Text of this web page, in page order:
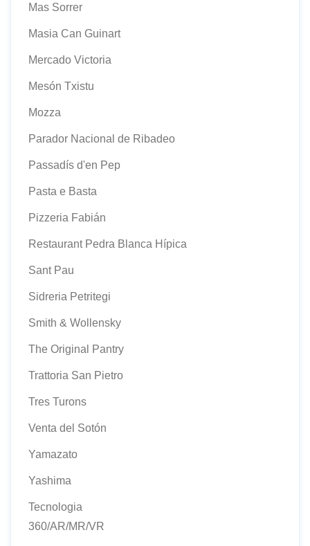
Mas Sorrer
Masia Can Guinart
Mercado Victoria
Mesón Txistu
Mozza
Parador Nacional de Ribadeo
Passadís d'en Pep
Pasta e Basta
Pizzeria Fabián
Restaurant Pedra Blanca Hípica
Sant Pau
Sidreria Petritegi
Smith & Wollensky
The Original Pantry
Trattoria San Pietro
Tres Turons
Venta del Sotón
Yamazato
Yashima
Tecnologia
360/AR/MR/VR